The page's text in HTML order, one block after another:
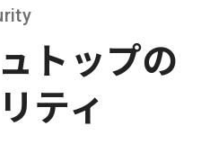
トップの
ティ